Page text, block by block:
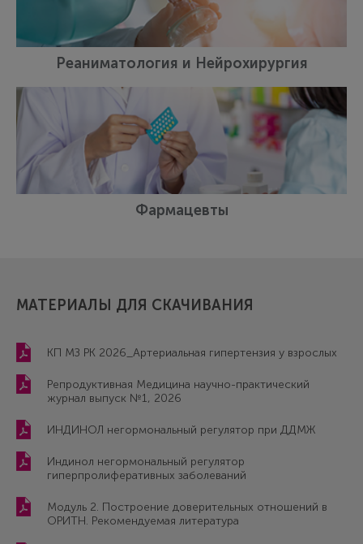
Реаниматология и Нейрохирургия
Фармацевты
МАТЕРИАЛЫ ДЛЯ СКАЧИВАНИЯ
КП МЗ РК 2026_Артериальная гипертензия у взрослых
Репродуктивная Медицина научно-практический
журнал выпуск №1, 2026
ИНДИНОЛ негормональный регулятор при ДДМЖ
Индинол негормональный регулятор
гиперпролиферативных заболеваний
Модуль 2. Построение доверительных отношений в
ОРИТН. Рекомендуемая литература